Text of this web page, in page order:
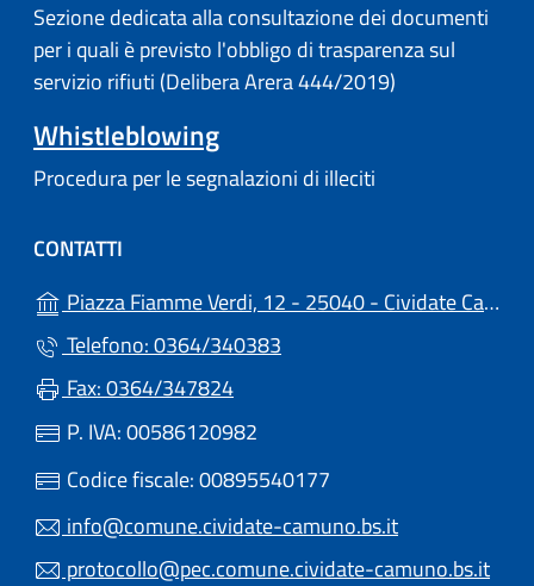
Sezione dedicata alla consultazione dei documenti
per i quali è previsto l'obbligo di trasparenza sul
servizio rifiuti (Delibera Arera 444/2019)
Whistleblowing
Procedura per le segnalazioni di illeciti
CONTATTI
Piazza Fiamme Verdi, 12 - 25040 - Cividate Camuno (BS)
Telefono: 0364/340383
Fax: 0364/347824
P. IVA: 00586120982
Codice fiscale: 00895540177
info@comune.cividate-camuno.bs.it
protocollo@pec.comune.cividate-camuno.bs.it